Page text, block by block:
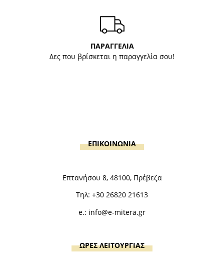
ΠΑΡΑΓΓΕΛΙΑ
Δες που βρίσκεται η παραγγελία σου!
ΕΠΙΚΟΙΝΩΝΙΑ
Επτανήσου 8, 48100, Πρέβεζα
Τηλ: +30 26820 21613
e.: info@e-mitera.gr
ΩΡΕΣ ΛΕΙΤΟΥΡΓΙΑΣ